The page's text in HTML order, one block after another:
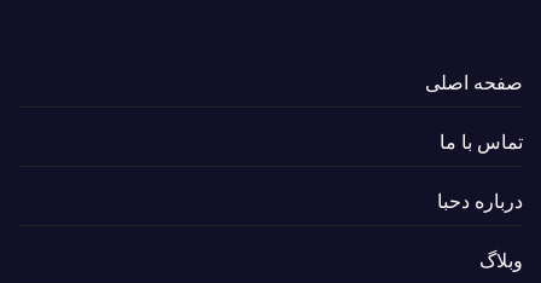
صفحه اصلی
تماس با ما
درباره دحبا
وبلاگ